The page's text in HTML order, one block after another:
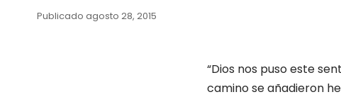
Publicado agosto 28, 2015
“Dios nos puso este
camino se añadieron